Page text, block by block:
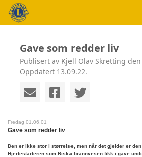
Gave som redder liv
Publisert av Kjell Olav Skretting den
Oppdatert 13.09.22.
Fredag 01.06.01
Gave som redder liv
Den er ikke stor i størrelse, men når det gjelder er
Hjertestarteren som Riska brannvesen fikk i gave